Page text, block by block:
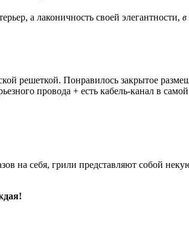
а лаконичность своей элегантности, в
решеткой. Понравилось закрытое
провода + есть кабель-канал в
на себя, грили представляют собой